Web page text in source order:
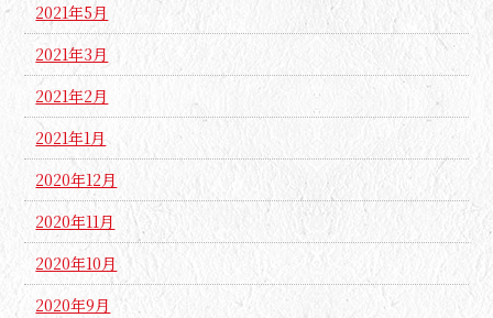
2021年5月
2021年3月
2021年2月
2021年1月
2020年12月
2020年11月
2020年10月
2020年9月